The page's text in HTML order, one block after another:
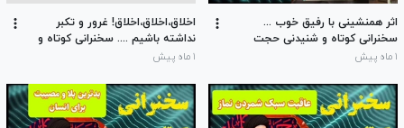
اثر همنشینی با رفیق خوب ...
سخنرانی کوتاه و شنیدنی حجت
الاسلام حسینی قمی۱ ماه پیش
اخلاق،اخلاق،اخلاق! غرور و تکبر
نداشته باشیم .... سخنرانی کوتاه و
شنیدنی حجت الاسلام مومنی۱ ماه پیش